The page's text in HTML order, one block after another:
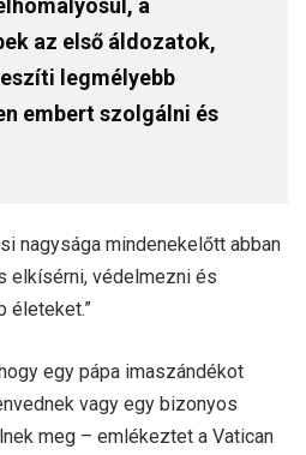
az első áldozatok,
legmélyebb
embert szolgálni és
nagysága mindenekelőtt abban
elkísérni, védelmezni és
életeket.”
egy pápa imaszándékot
vagy egy bizonyos
meg – emlékeztet a Vatican